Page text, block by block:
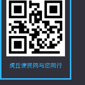
虎丘便民网与您同行